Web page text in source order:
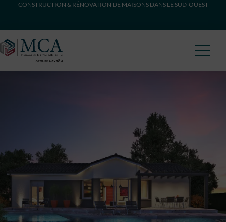
CONSTRUCTION & RÉNOVATION DE MAISONS DANS LE SUD-OUEST